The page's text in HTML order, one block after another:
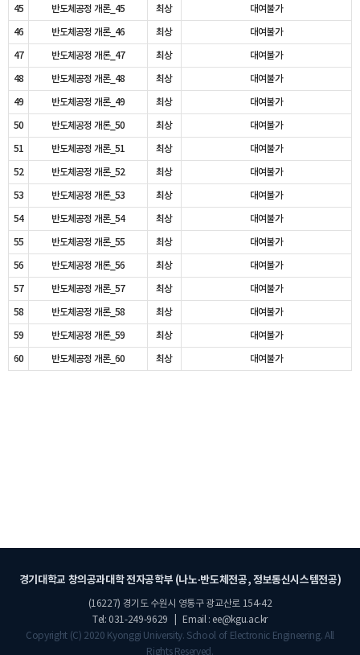
45 반도체공정 개론_45 최상 대여불가
46 반도체공정 개론_46 최상 대여불가
47 반도체공정 개론_47 최상 대여불가
48 반도체공정 개론_48 최상 대여불가
49 반도체공정 개론_49 최상 대여불가
50 반도체공정 개론_50 최상 대여불가
51 반도체공정 개론_51 최상 대여불가
52 반도체공정 개론_52 최상 대여불가
53 반도체공정 개론_53 최상 대여불가
54 반도체공정 개론_54 최상 대여불가
55 반도체공정 개론_55 최상 대여불가
56 반도체공정 개론_56 최상 대여불가
57 반도체공정 개론_57 최상 대여불가
58 반도체공정 개론_58 최상 대여불가
59 반도체공정 개론_59 최상 대여불가
60 반도체공정 개론_60 최상 대여불가
경기대학교 창의공과대학 전자공학부 (나노·반도체전공, 정보통신시스템전공)
(16227) 경기도 수원시 영통구 광교산로 154-42
Tel: 031-249-9629 | Email : ee@kgu.ac.kr
Copyright (C) 2020 Kyonggi University. School of Electronic Engineering. All
Rights Reserved.